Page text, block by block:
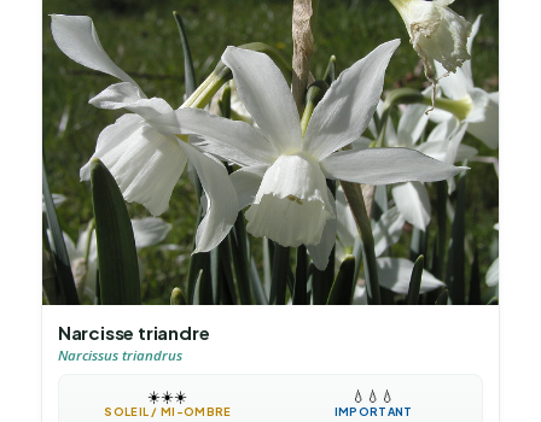
Narcisse triandre
Narcissus triandrus
☀️☀️☀️
SOLEIL / MI-OMBRE
💧 💧 💧
IMPORTANT